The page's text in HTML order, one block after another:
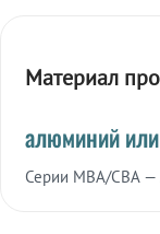
Материал
алюминий
Серии МВА/СВА —